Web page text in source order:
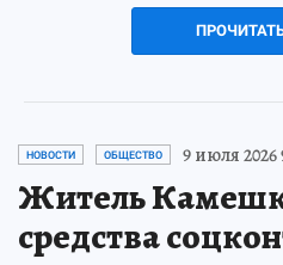
НОВОСТИ ОБЩЕСТВО 9 июля 2026
Житель
средства